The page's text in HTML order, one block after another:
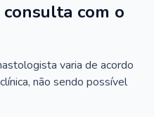
com o
varia de acordo
não sendo possível